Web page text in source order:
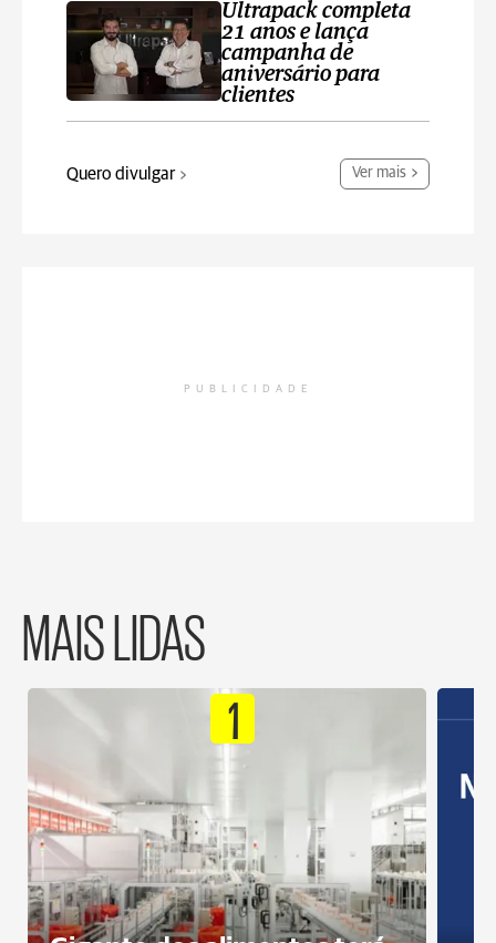
Ultrapack completa
21 anos e lança
campanha de
aniversário para
clientes
Quero divulgar Ver mais
PUBLICIDADE
MAIS LIDAS
1